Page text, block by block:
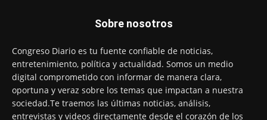
Sobre nosotros
Congreso Diario es tu fuente confiable de noticias,
entretenimiento, política y actualidad. Somos un medio
digital comprometido con informar de manera clara,
oportuna y veraz sobre los temas que impactan a nuestra
sociedad.Te traemos las últimas noticias, análisis,
entrevistas y videos directamente desde el corazón de los